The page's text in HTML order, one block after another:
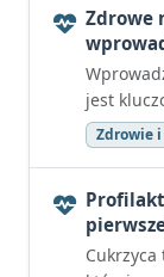
Zdrowe
jest
Zdrowie